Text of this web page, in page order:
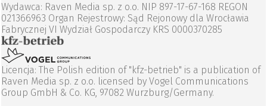
Wydawca: Raven Media sp. z o.o. NIP 897-17-67-168 REGON
021366963 Organ Rejestrowy: Sąd Rejonowy dla Wrocławia
Fabrycznej VI Wydział Gospodarczy KRS 0000370285
Licencja: The Polish edition of "kfz-betrieb" is a publication of
Raven Media sp. z o.o. licensed by Vogel Communications
Group GmbH & Co. KG, 97082 Wurzburg/Germany.